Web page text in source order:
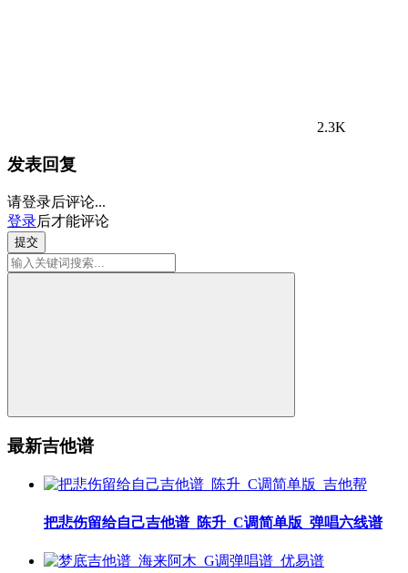
2.3K
发表回复
请登录后评论...
登录后才能评论
提交
最新吉他谱
把悲伤留给自己吉他谱_陈升_C调简单版_弹唱六线谱